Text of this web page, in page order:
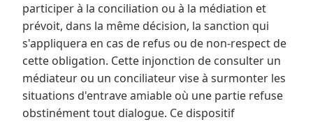
participer à la conciliation ou à la médiation et
prévoit, dans la même décision, la sanction qui
s'appliquera en cas de refus ou de non-respect de
cette obligation. Cette injonction de consulter un
médiateur ou un conciliateur vise à surmonter les
situations d'entrave amiable où une partie refuse
obstinément tout dialogue. Ce dispositif